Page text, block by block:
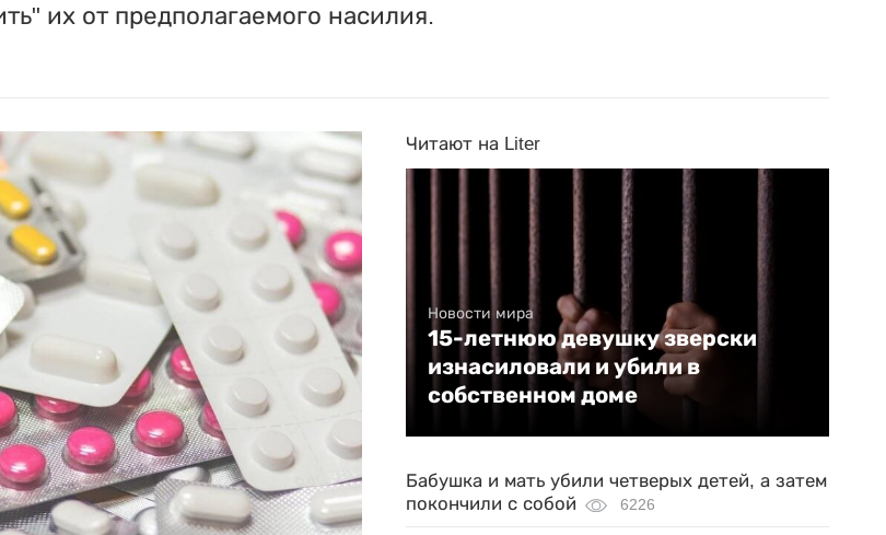
их от предполагаемого насилия.
Читают на Liter
Новости мира
15-летнюю девушку зверски
изнасиловали и убили в
собственном доме
Бабушка и мать убили четверых детей, а затем
покончили с собой
6226